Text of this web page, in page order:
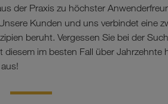
der Praxis zu höchster
Kunden und uns verbindet eine
beruht. Vergessen Sie bei der
im besten Fall über Jahrzehnte